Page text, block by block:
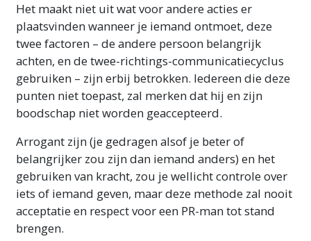
Het maakt niet uit wat voor andere acties er
plaatsvinden wanneer je iemand ontmoet, deze
twee factoren – de andere persoon belangrijk
achten, en de twee-richtings-communicatiecyclus
gebruiken – zijn erbij betrokken. Iedereen die deze
punten niet toepast, zal merken dat hij en zijn
boodschap niet worden geaccepteerd.
Arrogant zijn (je gedragen alsof je beter of
belangrijker zou zijn dan iemand anders) en het
gebruiken van kracht, zou je wellicht controle over
iets of iemand geven, maar deze methode zal nooit
acceptatie en respect voor een PR-man tot stand
brengen.